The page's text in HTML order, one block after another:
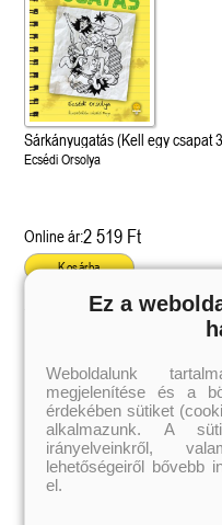
Sárkányugatás (Kell egy csapat
Ecsédi Orsolya
Online ár:2 519 Ft
Kosárba
Külföldiek
Brigid Kemmerer
Cassandra Clare
Colleen Hoover
Elle Kennedy
Erin Watt
Holly Webb
Ez a
Weboldalunk
megjelenítése és a
érdekében sütiket
alkalmazunk. A
irányelveinkről,
lehetőségeiről bővebb
el.